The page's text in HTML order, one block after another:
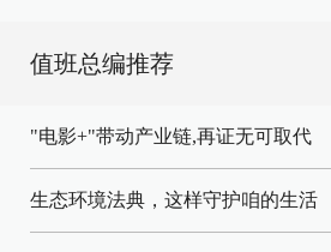
值班总编推荐
"电影+"带动产业链,再证无可取代
生态环境法典，这样守护咱的生活